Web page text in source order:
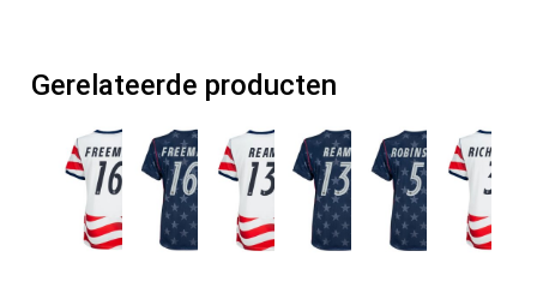
Gerelateerde producten